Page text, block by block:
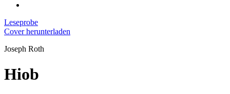
Leseprobe
Cover herunterladen
Joseph Roth
Hiob